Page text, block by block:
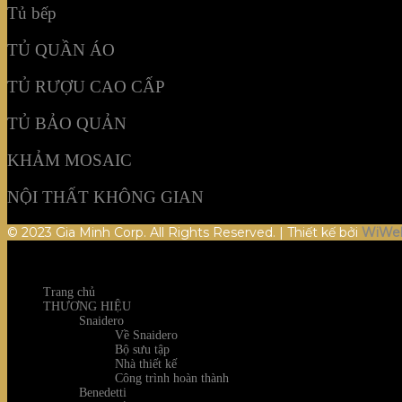
Tủ bếp
TỦ QUẦN ÁO
TỦ RƯỢU CAO CẤP
TỦ BẢO QUẢN
KHẢM MOSAIC
NỘI THẤT KHÔNG GIAN
© 2023 Gia Minh Corp. All Rights Reserved. | Thiết kế bởi
Trang chủ
THƯƠNG HIỆU
Snaidero
Về Snaidero
Bộ sưu tập
Nhà thiết kế
Công trình hoàn thành
Benedetti